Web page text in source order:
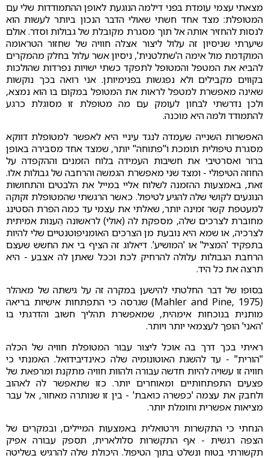
מצאתי עצמי עומדת בפני דילמה הנוגעת לאופן ההתמודדות שלי עם
המטופלת: מצד אחד חשתי שאולי הדבר הנכון ביותר לעשות הוא
לנסות להחזיר אותה אל תוך מסגרת מקובלת של גבולות וסדר. אולם
שיערתי שניסיון זה עלול ליצור אצלה חוויה של שחזור הטראומה
המוקדמת מול אימה ה'שתלטנית', ניסיון אשר עלול בחלק מהמקרים
להביא את המטפל והמטופל לתפקד כשתי ישויות נפרדות שהולכות
בקווים מקבילים ולא נפגשות בפנימיותן. אני רואה בכך נוקשות
שאינה מאפשרת למטפל לראות את המטופל במקום בו הוא נמצא,
ולכן נדרשתי לבחון לעומק עם מה מטופלת זו מסוגלת כרגע
להתמודד ולמה היא מוכנה.
האפשרות השנייה שעמדה לנגד עיניי היא לאפשר למטופלת דווקא
מסגרת טיפולית תומכת ו"פתוחה" יותר, שמצד אחד מסבירה באופן
ברור ואסרטיבי את חשיבות העמידה בלוח הזמנים וההקפדה על
החוזה הטיפולי - ומצד שני מאפשרת הגמשה והרחבה של גבולות אלו.
זאת, באמצעות ההזמנה לשלוח אליי במייל את הלבטים והתחושות
הנוגעים לקושי שלה להגיע לטיפול. כאשר הרגשתי שהמטופלת זקוקה
למעטפת קשר זמינה יותר, שאלתי את עצמי עד כמה הפרת הסטינג
מחוברת לצרכים שלה, מספקת לה (אולי) לראשונה הֵענות אמיתית
לצרכיה, או שמא היא נובעת מן הצרכים האומניפוטנטיים שלי להיות
בתפקיד 'המציל' או 'המושיע'. דיאלוג זה הציף בי את החשש שעצם
הרחבת הגבולות עלולה להרחיק לכת וככל שאתן לה אצבע - היא
תרצה את כל היד.
בסופו של דבר החלטתי להישען במקרה זה על גישתה של מאהלר
(Mahler and Pine, 1975) שגרסה כי התפתחות אישיות בריאה
מותנית בנוכחות אימהית, שמאפשרת תהליך חשוב והדרגתי בו
'האני' הופך לעצמאי יותר ויותר.
ראיתי בכך דרך בה אוכל ליצור עבור המטופלת חוויה של הכלה
"הורית" - עד להשגת האוטונומיה שלה כאינדיבידואל. האמנתי כי
חוויה זו עשויה להיות חדשה עבורה ולהוות חוויה מתקנת ומרפאת של
פצעים התפתחותיים ומאוחרים יותר. כזו שתאפשר לה לאהוב
ולחבק את עצמה 'כפשרה כואבת' - בין זו שנותרה מאחור, אל עבר
מציאות אפשרית וחומלת יותר.
הנחתי כי התקשרות וירטואלית באמצעות המיילים, ובמקרים של
הצפה רגשית - אף התקשרות סלולארית, תספק עבורה אפיק
תקשורתי בטוח ונשלט בתוך הטיפול. היכולת שלה להרגיש בשליטה